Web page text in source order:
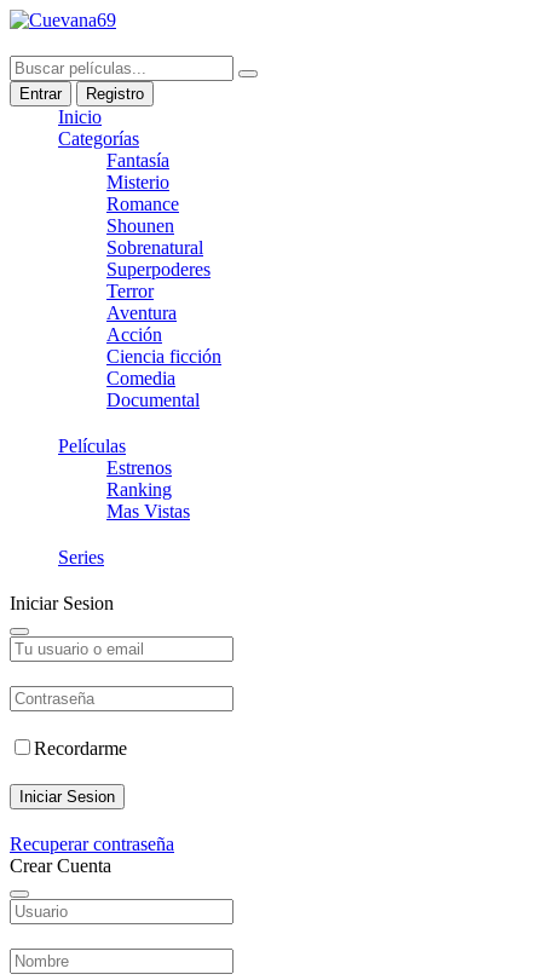
Entrar Registro
Inicio
Categorías
Fantasía
Misterio
Romance
Shounen
Sobrenatural
Superpoderes
Terror
Aventura
Acción
Ciencia ficción
Comedia
Documental
Películas
Estrenos
Ranking
Mas Vistas
Series
Iniciar Sesion
Recordarme
Iniciar Sesion
Recuperar contraseña
Crear Cuenta